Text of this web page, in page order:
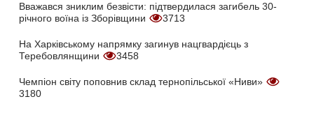
Вважався зниклим безвісти: підтвердилася загибель 30-
річного воїна із Зборівщини
3713
На Харківському напрямку загинув нацгвардієць з
Теребовлянщини
3458
Чемпіон світу поповнив склад тернопільської «Ниви»
3180